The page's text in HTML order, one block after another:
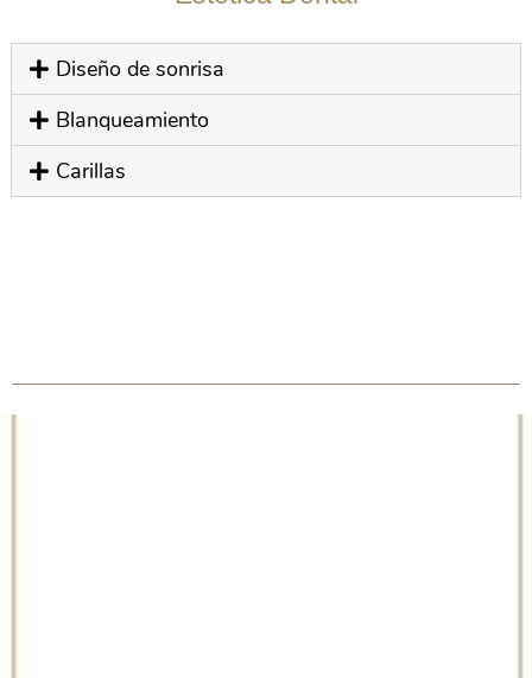
Diseño de sonrisa
Blanqueamiento
Carillas